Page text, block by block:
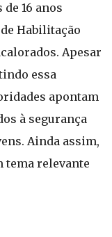
16 anos
Habilitação
Apesar
essa
apontam
à segurança
Ainda assim,
tema relevante